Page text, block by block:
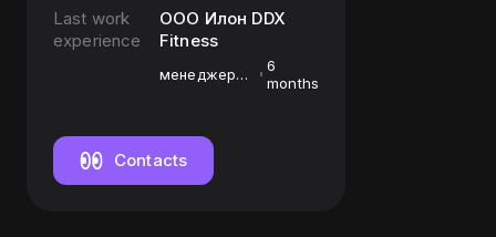
Last work
experience
ООО Илон DDX
Fitness
менеджер
6
months
Contacts